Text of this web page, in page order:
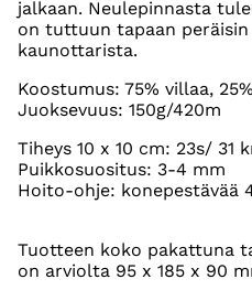
jalkaan. Neulepinnasta
on tuttuun tapaan peräisin
kaunottarista.
Koostumus: 75% villaa,
Juoksevuus: 150g/420m
Tiheys 10 x 10 cm: 23s/ 31
Puikkosuositus: 3-4 mm
Hoito-ohje: konepestävää
Tuotteen koko pakattuna
on arviolta 95 x 185 x 90